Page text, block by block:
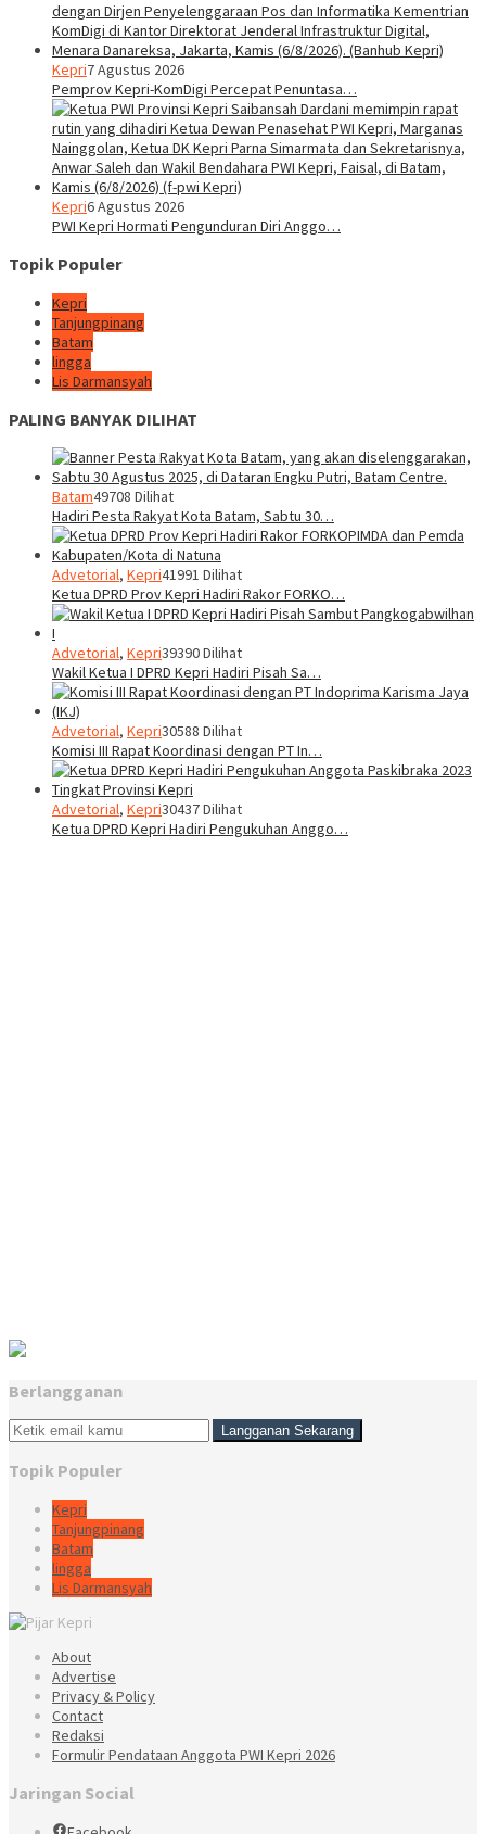
Kepri7 Agustus 2026
Pemprov Kepri-KomDigi Percepat Penuntasa…
Kepri6 Agustus 2026
PWI Kepri Hormati Pengunduran Diri Anggo…
Topik Populer
Kepri
Tanjungpinang
Batam
lingga
Lis Darmansyah
PALING BANYAK DILIHAT
Batam49708 Dilihat
Hadiri Pesta Rakyat Kota Batam, Sabtu 30…
Advetorial, Kepri41991 Dilihat
Ketua DPRD Prov Kepri Hadiri Rakor FORKO…
Advetorial, Kepri39390 Dilihat
Wakil Ketua I DPRD Kepri Hadiri Pisah Sa…
Advetorial, Kepri30588 Dilihat
Komisi III Rapat Koordinasi dengan PT In…
Advetorial, Kepri30437 Dilihat
Ketua DPRD Kepri Hadiri Pengukuhan Anggo…
Berlangganan
Topik Populer
Kepri
Tanjungpinang
Batam
lingga
Lis Darmansyah
About
Advertise
Privacy & Policy
Contact
Redaksi
Formulir Pendataan Anggota PWI Kepri 2026
Jaringan Social